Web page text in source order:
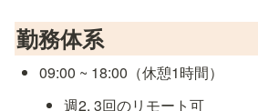
勤務体系
09:00 ~ 18:00（休憩1時間）
週2, 3回のリモート可